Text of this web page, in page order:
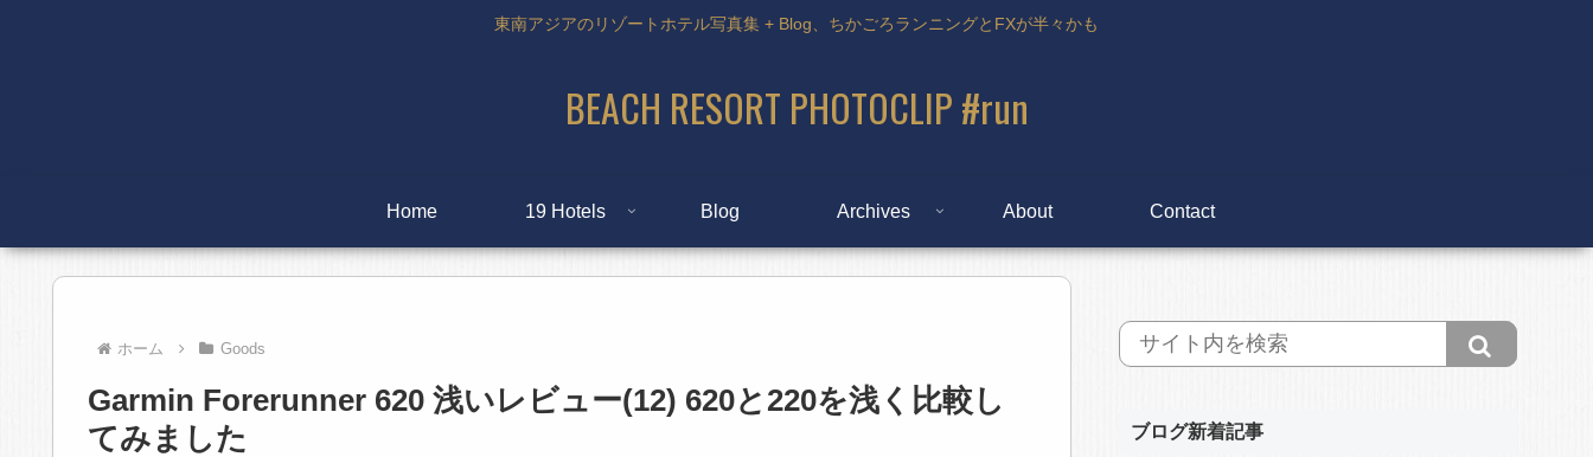
東南アジアのリゾートホテル写真集 + Blog、ちかごろランニングとFXが半々かも
BEACH RESORT PHOTOCLIP #run
Home 19 Hotels Blog Archives About Contact
ホーム Goods
Garmin Forerunner 620 浅いレビュー(12) 620と220を浅く比較し
てみました
ブログ新着記事